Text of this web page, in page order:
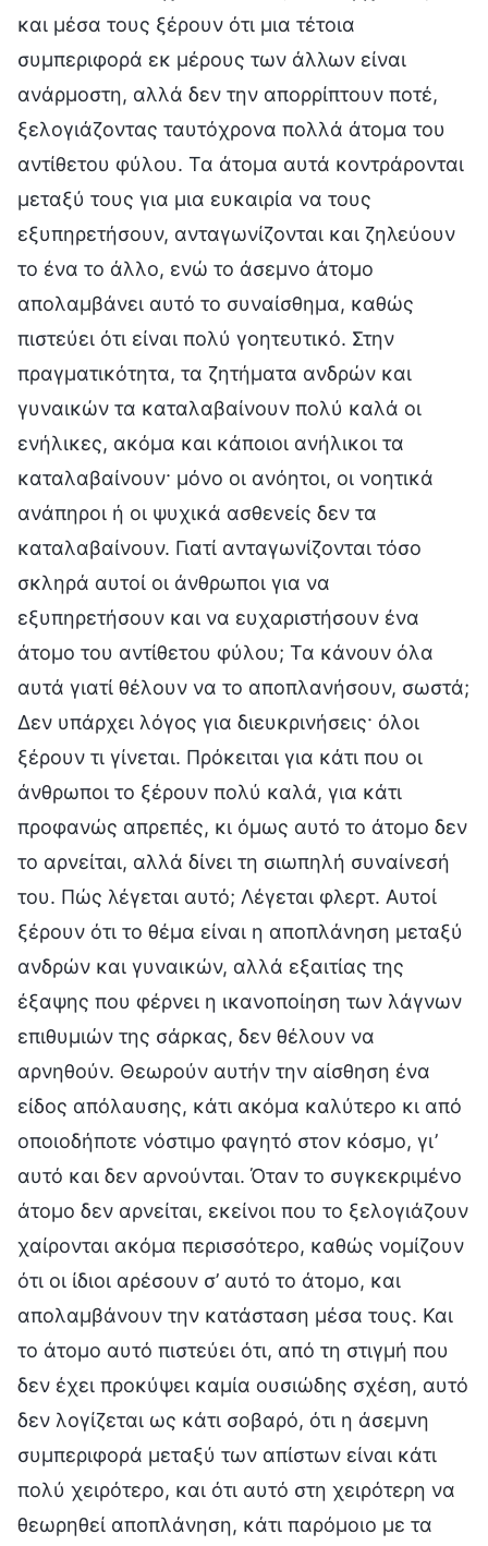
και μέσα τους ξέρουν ότι μια τέτοια
συμπεριφορά εκ μέρους των άλλων είναι
ανάρμοστη, αλλά δεν την απορρίπτουν ποτέ,
ξελογιάζοντας ταυτόχρονα πολλά άτομα του
αντίθετου φύλου. Τα άτομα αυτά κοντράρονται
μεταξύ τους για μια ευκαιρία να τους
εξυπηρετήσουν, ανταγωνίζονται και ζηλεύουν
το ένα το άλλο, ενώ το άσεμνο άτομο
απολαμβάνει αυτό το συναίσθημα, καθώς
πιστεύει ότι είναι πολύ γοητευτικό. Στην
πραγματικότητα, τα ζητήματα ανδρών και
γυναικών τα καταλαβαίνουν πολύ καλά οι
ενήλικες, ακόμα και κάποιοι ανήλικοι τα
καταλαβαίνουν· μόνο οι ανόητοι, οι νοητικά
ανάπηροι ή οι ψυχικά ασθενείς δεν τα
καταλαβαίνουν. Γιατί ανταγωνίζονται τόσο
σκληρά αυτοί οι άνθρωποι για να
εξυπηρετήσουν και να ευχαριστήσουν ένα
άτομο του αντίθετου φύλου; Τα κάνουν όλα
αυτά γιατί θέλουν να το αποπλανήσουν, σωστά;
Δεν υπάρχει λόγος για διευκρινήσεις· όλοι
ξέρουν τι γίνεται. Πρόκειται για κάτι που οι
άνθρωποι το ξέρουν πολύ καλά, για κάτι
προφανώς απρεπές, κι όμως αυτό το άτομο δεν
το αρνείται, αλλά δίνει τη σιωπηλή συναίνεσή
του. Πώς λέγεται αυτό; Λέγεται φλερτ. Αυτοί
ξέρουν ότι το θέμα είναι η αποπλάνηση μεταξύ
ανδρών και γυναικών, αλλά εξαιτίας της
έξαψης που φέρνει η ικανοποίηση των λάγνων
επιθυμιών της σάρκας, δεν θέλουν να
αρνηθούν. Θεωρούν αυτήν την αίσθηση ένα
είδος απόλαυσης, κάτι ακόμα καλύτερο κι από
οποιοδήποτε νόστιμο φαγητό στον κόσμο, γι’
αυτό και δεν αρνούνται. Όταν το συγκεκριμένο
άτομο δεν αρνείται, εκείνοι που το ξελογιάζουν
χαίρονται ακόμα περισσότερο, καθώς νομίζουν
ότι οι ίδιοι αρέσουν σ’ αυτό το άτομο, και
απολαμβάνουν την κατάσταση μέσα τους. Και
το άτομο αυτό πιστεύει ότι, από τη στιγμή που
δεν έχει προκύψει καμία ουσιώδης σχέση, αυτό
δεν λογίζεται ως κάτι σοβαρό, ότι η άσεμνη
συμπεριφορά μεταξύ των απίστων είναι κάτι
πολύ χειρότερο, και ότι αυτό στη χειρότερη να
θεωρηθεί αποπλάνηση, κάτι παρόμοιο με τα